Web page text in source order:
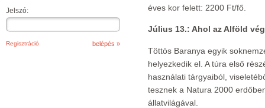
Jelszó:
Regisztráció
éves kor felett: 2200 Ft/fő.
Július 13.: Ahol az Alföld
Töttös Baranya egyik
helyezkedik el. A túra első
használati tárgyaiból,
tesznek a Natura 2000
állatvilágával.